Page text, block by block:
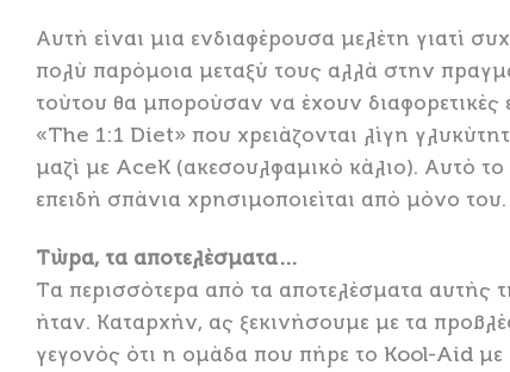
Αυτή είναι μια ενδιαφέρουσα μελέτη γιατί
πολύ παρόμοια μεταξύ τους αλλά στην
τούτου θα μπορούσαν να έχουν διαφορετικές
«The 1:1 Diet» που χρειάζονται λίγη
μαζί με AceK (ακεσουλφαμικό κάλιο). Αυτό
επειδή σπάνια χρησιμοποιείται από μόνο του.
Τώρα, τα αποτελέσματα…
Τα περισσότερα από τα αποτελέσματα αυτής
ήταν. Καταρχήν, ας ξεκινήσουμε με τα
γεγονός ότι η ομάδα που πήρε το Kool-Aid